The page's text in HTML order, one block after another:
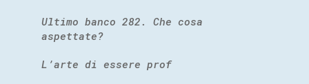
Ultimo banco 282. Che cosa
aspettate?
L’arte di essere prof